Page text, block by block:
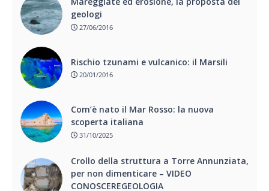
geologi
27/06/2016
Rischio tzunami e vulcanico: il Marsili
20/01/2016
Com’è nato il Mar Rosso: la nuova
scoperta italiana
31/10/2025
Crollo della struttura a Torre Annunziata,
per non dimenticare – VIDEO
CONOSCEREGEOLOGIA